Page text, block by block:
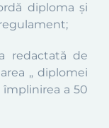
diploma și
redactată de
„ diplomei
a 50